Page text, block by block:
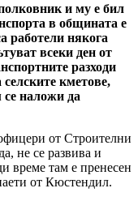
и му е бил
в общината е
някога
всеки ден от
разходи
кметове,
се наложи да
от Строителни
не се развива и
време там е пренесен
от Кюстендил.